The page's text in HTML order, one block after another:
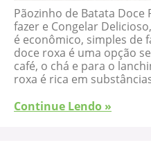
Pãozinho de Batata Doce
fazer e Congelar
é econômico, simples de
doce roxa é uma opção
café, o chá e para o
roxa é rica em
Continue Lendo »